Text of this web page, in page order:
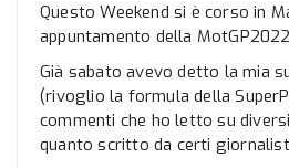
Questo Weekend si è corso in
appuntamento della
Già sabato avevo detto la mia
(rivoglio la formula della
commenti che ho letto su
quanto scritto da certi